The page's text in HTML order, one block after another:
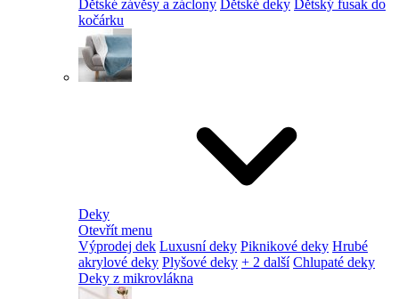
Dětské závěsy a záclony Dětské deky Dětský fusak do
kočárku
Deky
Otevřít menu
Výprodej dek Luxusní deky Piknikové deky Hrubé
akrylové deky Plyšové deky + 2 další Chlupaté deky
Deky z mikrovlákna